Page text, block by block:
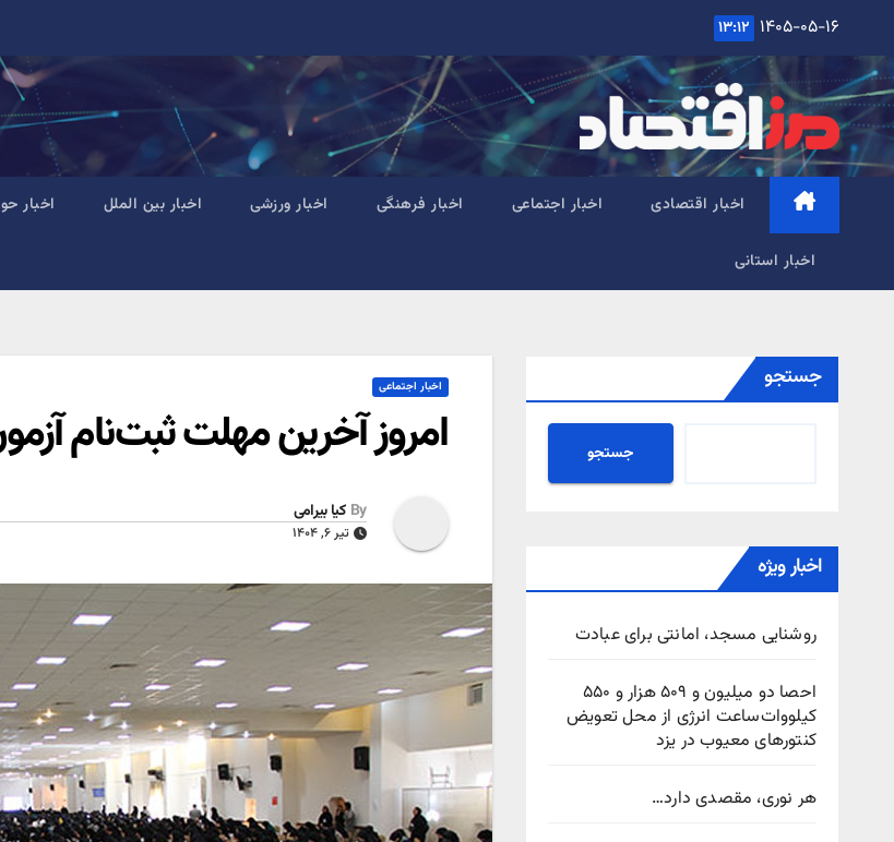
content
۱۴۰۵-۰۵-۱۶ ۱۳:۱۲
اخبار اقتصادی اخبار اجتماعی اخبار فرهنگی اخبار ورزشی اخبار بین الملل اخبار
اخبار استانی
جستجو
جستجو
اخبار ویژه
روشنایی مسجد، امانتی برای عبادت
احصا دو میلیون و ۵۰۹ هزار و ۵۵۰
کیلووات‌ساعت انرژی از محل تعویض
کنتورهای معیوب در یزد
هر نوری، مقصدی دارد…
اخبار اجتماعی
امروز آخرین مهلت ثبت‌نام
By کیا بیرامی
تیر ۶, ۱۴۰۴